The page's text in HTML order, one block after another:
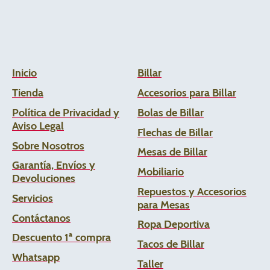
Inicio
Tienda
Política de Privacidad y
Aviso Legal
Sobre Nosotros
Garantía, Envíos y
Devoluciones
Servicios
Contáctanos
Descuento 1ª compra
Whatsapp
Billar
Accesorios para Billar
Bolas de Billar
Flechas de Billar
Mesas de Billar
Mobiliario
Repuestos y Accesorios
para Mesas
Ropa Deportiva
Tacos de Billar
Taller